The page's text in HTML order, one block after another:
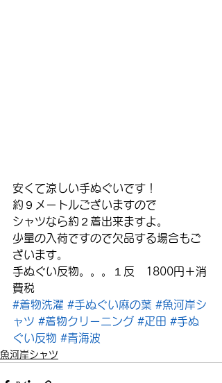
安くて涼しい手ぬぐいです！
約９メートルございますので
シャツなら約２着出来ますよ。
少量の入荷ですので欠品する場合もご
ざいます。
手ぬぐい反物。。。１反　1800円＋消
費税
#着物洗濯 #手ぬぐい麻の葉 #魚河岸シ
ャツ #着物クリーニング #疋田 #手ぬ
ぐい反物 #青海波
魚河岸シャツ